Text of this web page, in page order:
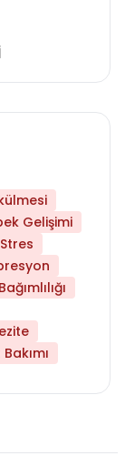
Gelişimi
Stres